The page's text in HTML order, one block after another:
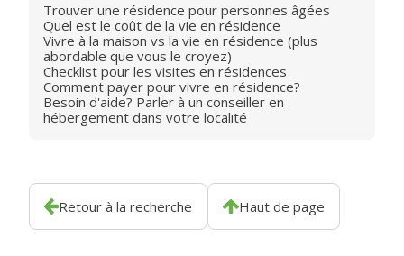
Trouver une résidence pour personnes âgées
Quel est le coût de la vie en résidence
Vivre à la maison vs la vie en résidence (plus
abordable que vous le croyez)
Checklist pour les visites en résidences
Comment payer pour vivre en résidence?
Besoin d'aide? Parler à un conseiller en
hébergement dans votre localité
Retour à la recherche Haut de page